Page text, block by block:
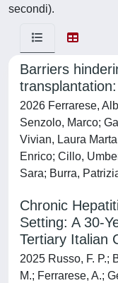
secondi).
Barriers
2026 Ferrarese,
Senzolo, Marco;
Vivian, Laura
Enrico; Cillo,
Sara; Burra,
Chronic
Setting: A 30-
Tertiary Italian
2025 Russo, F. P.;
M.; Ferrarese, A.;